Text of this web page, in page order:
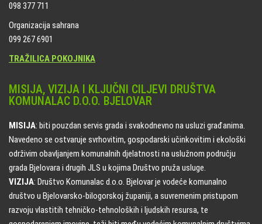
098 377 711
Organizacija sahrana
099 267 6901
TRAŽILICA POKOJNIKA
MISIJA, VIZIJA I KLJUČNI CILJEVI DRUŠTVA
KOMUNALAC D.O.O. BJELOVAR
MISIJA: biti pouzdan servis grada i svakodnevno na usluzi građanima.
Navedeno se ostvaruje svrhovitim, gospodarski učinkovitim i ekološki
održivim obavljanjem komunalnih djelatnosti na uslužnom području
grada Bjelovara i drugih JLS u kojima Društvo pruža usluge.
VIZIJA: Društvo Komunalac d.o.o. Bjelovar je vodeće komunalno
društvo u Bjelovarsko-bilogorskoj županiji, a suvremenim pristupom
razvoju vlastitih tehničko-tehnoloških i ljudskih resursa, te